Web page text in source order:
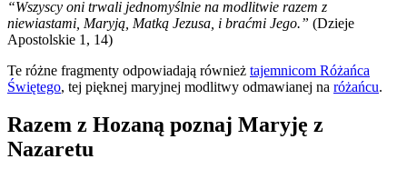
“Wszyscy oni trwali jednomyślnie na modlitwie razem z
niewiastami, Maryją, Matką Jezusa, i braćmi Jego.” (Dzieje
Apostolskie 1, 14)
Te różne fragmenty odpowiadają również tajemnicom Różańca
Świętego, tej pięknej maryjnej modlitwy odmawianej na różańcu.
Razem z Hozaną poznaj Maryję z
Nazaretu